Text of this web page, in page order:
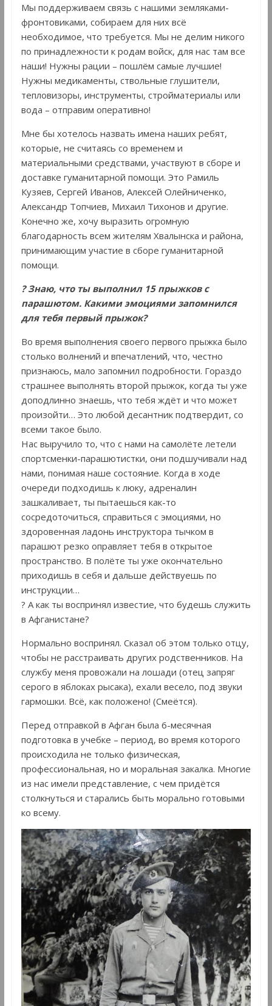
Мы поддерживаем связь с нашими земляками-
фронтовиками, собираем для них всё
необходимое, что требуется. Мы не делим никого
по принадлежности к родам войск, для нас там все
наши! Нужны рации – пошлём самые лучшие!
Нужны медикаменты, ствольные глушители,
тепловизоры, инструменты, стройматериалы или
вода – отправим оперативно!
Мне бы хотелось назвать имена наших ребят,
которые, не считаясь со временем и
материальными средствами, участвуют в сборе и
доставке гуманитарной помощи. Это Рамиль
Кузяев, Сергей Иванов, Алексей Олейниченко,
Александр Топчиев, Михаил Тихонов и другие.
Конечно же, хочу выразить огромную
благодарность всем жителям Хвалынска и района,
принимающим участие в сборе гуманитарной
помощи.
? Знаю, что ты выполнил 15 прыжков с
парашютом. Какими эмоциями запомнился
для тебя первый прыжок?
Во время выполнения своего первого прыжка было
столько волнений и впечатлений, что, честно
признаюсь, мало запомнил подробности. Гораздо
страшнее выполнять второй прыжок, когда ты уже
доподлинно знаешь, что тебя ждёт и что может
произойти… Это любой десантник подтвердит, со
всеми такое было.
Нас выручило то, что с нами на самолёте летели
спортсменки-парашютистки, они подшучивали над
нами, понимая наше состояние. Когда в ходе
очереди подходишь к люку, адреналин
зашкаливает, ты пытаешься как-то
сосредоточиться, справиться с эмоциями, но
здоровенная ладонь инструктора тычком в
парашют резко оправляет тебя в открытое
пространство. В полёте ты уже окончательно
приходишь в себя и дальше действуешь по
инструкции…
? А как ты воспринял известие, что будешь служить
в Афганистане?
Нормально воспринял. Сказал об этом только отцу,
чтобы не расстраивать других родственников. На
службу меня провожали на лошади (отец запряг
серого в яблоках рысака), ехали весело, под звуки
гармошки. Всё, как положено! (Смеётся).
Перед отправкой в Афган была 6-месячная
подготовка в учебке – период, во время которого
происходила не только физическая,
профессиональная, но и моральная закалка. Многие
из нас имели представление, с чем придётся
столкнуться и старались быть морально готовыми
ко всему.